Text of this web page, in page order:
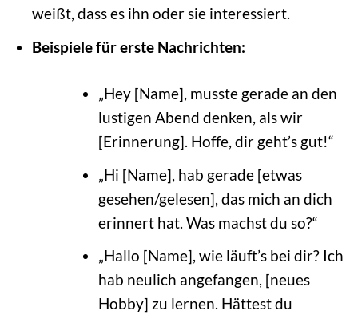
weißt, dass es ihn oder sie interessiert.
Beispiele für erste Nachrichten:
„Hey [Name], musste gerade an den
lustigen Abend denken, als wir
[Erinnerung]. Hoffe, dir geht’s gut!“
„Hi [Name], hab gerade [etwas
gesehen/gelesen], das mich an dich
erinnert hat. Was machst du so?“
„Hallo [Name], wie läuft’s bei dir? Ich
hab neulich angefangen, [neues
Hobby] zu lernen. Hättest du